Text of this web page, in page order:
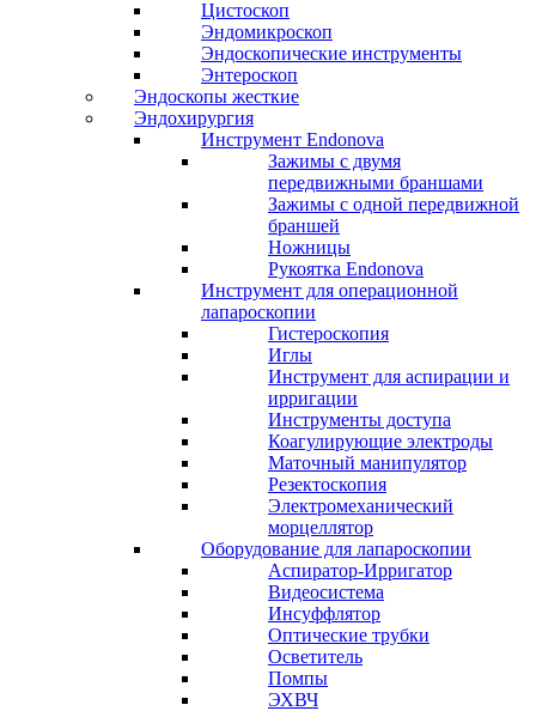
Цистоскоп
Эндомикроскоп
Эндоскопические инструменты
Энтероскоп
Эндоскопы жесткие
Эндохирургия
Инструмент Endonova
Зажимы с двумя
передвижными браншами
Зажимы с одной передвижной
браншей
Ножницы
Рукоятка Endonova
Инструмент для операционной
лапароскопии
Гистероскопия
Иглы
Инструмент для аспирации и
ирригации
Инструменты доступа
Коагулирующие электроды
Маточный манипулятор
Резектоскопия
Электромеханический
морцеллятор
Оборудование для лапароскопии
Аспиратор-Ирригатор
Видеосистема
Инсуффлятор
Оптические трубки
Осветитель
Помпы
ЭХВЧ